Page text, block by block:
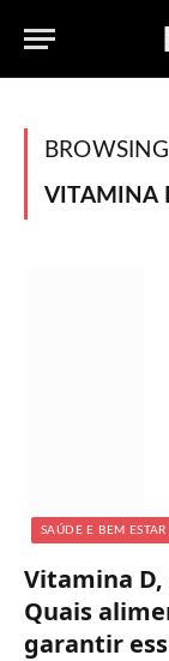
VITAMINA
SAÚDE E BEM ESTAR
Vitamina
Quais
garantir